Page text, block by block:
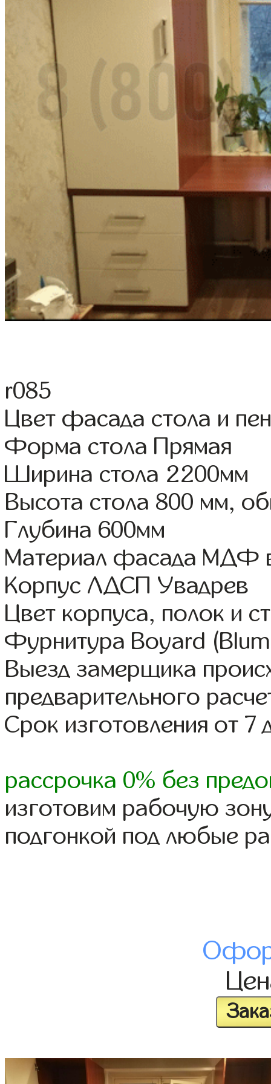
r085
Цвет фасада стола и
Форма стола Прямая
Ширина стола 2200мм
Высота стола 800 мм,
Глубина 600мм
Материал фасада МДФ
Корпус ЛДСП Увадрев
Цвет корпуса, полок и
Фурнитура Boyard
Выезд замерщика
предварительного
Срок изготовления от 7
рассрочка 0% без
изготовим рабочую
подгонкой под любые